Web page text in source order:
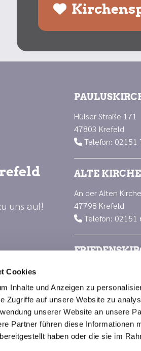
Cookies
Inhalte und Anzeigen zu
Zugriffe auf unsere Website zu
unserer Website an unsere
Partner führen diese Informationen
haben oder die sie im
uns auf!
Hülser Straße 171
47803 Krefeld
Telefon: 02151
ALTE KIRCHE
An der Alten
47798 Krefeld
Telefon: 02151
 Telefon: 02151
Impressum Datenschutzerklärung